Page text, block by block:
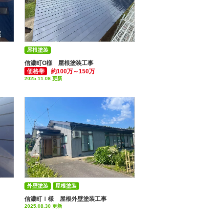
信濃町O様 屋根塗装工事
価格帯
約100万～150万
2025.11.06 更新
屋根塗装
信濃町Ｉ様 屋根外壁塗装工事
2025.08.30 更新
外壁塗装
屋根塗装
付帯部塗装(雨樋・破風板など)